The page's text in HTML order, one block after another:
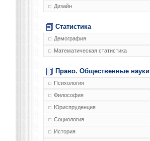
Дизайн
Статистика
Демография
Математическая статистика
Право. Общественные науки
Психология
Философия
Юриспруденция
Социология
История